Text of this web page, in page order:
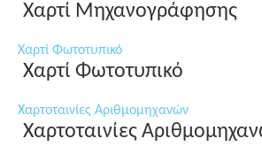
Χαρτί Μηχανογράφησης
Χαρτί Φωτοτυπικό
Χαρτί Φωτοτυπικό
Χαρτοταινίες Αριθμομηχανών
Χαρτοταινίες